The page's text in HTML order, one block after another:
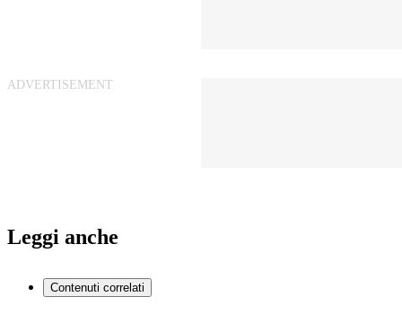
Leggi anche
Contenuti correlati